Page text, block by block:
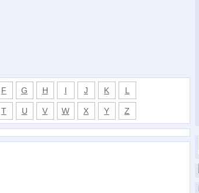
F G H I J K L
T U V W X Y Z